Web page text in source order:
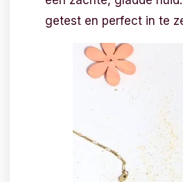
getest en perfect in te